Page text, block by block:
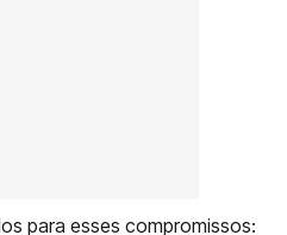
para esses compromissos: